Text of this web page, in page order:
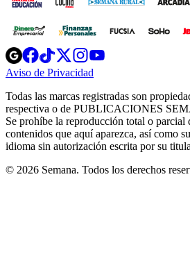
Opens
in
new
Opens
in
new
Opens
in
new
window
Opens
new
windowwindow
Aviso de Privacidad
new
window
Todas las marcas registradas son
respectiva o de PUBLICACIONES
Se prohíbe la reproducción total o parcial
contenidos que aquí aparezca, así como
idioma sin autorización escrita por su
© 2026 Semana. Todos los derechos